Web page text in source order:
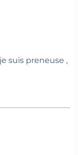
suis preneuse ,